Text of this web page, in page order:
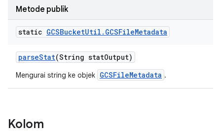
Metode publik
static GCSBucketUtil . GCSFileMetadata
parseStat(String statOutput)
Mengurai string ke objek GCSFileMetadata .
Kolom